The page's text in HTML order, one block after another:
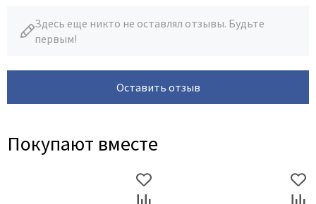
Здесь еще никто не оставлял отзывы. Будьте
первым!
Оставить отзыв
Покупают вместе